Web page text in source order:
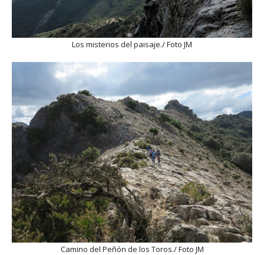
Los misterios del paisaje./ Foto JM
Camino del Peñón de los Toros./ Foto JM